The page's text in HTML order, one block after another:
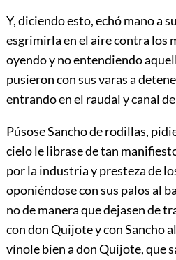
Y, diciendo esto, echó mano a
esgrimirla en el aire contra los
oyendo y no entendiendo
pusieron con sus varas a
entrando en el raudal y canal
Púsose Sancho de rodillas,
cielo le librase de tan
por la industria y presteza de
oponiéndose con sus palos al
no de manera que dejasen de
con don Quijote y con Sancho
vínole bien a don Quijote, que